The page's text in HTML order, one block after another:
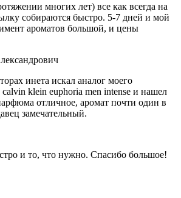
многих лет) все как всегда на
собираются быстро. 5-7 дней и мой
ароматов большой, и цены
инета искал аналог моего
klein euphoria men intense и нашел
отличное, аромат почти один в
замечательный.
и то, что нужно. Спасибо большое!